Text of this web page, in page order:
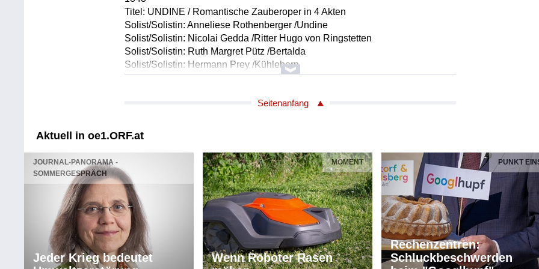
Titel: UNDINE / Romantische Zauberoper in 4 Akten
Solist/Solistin: Anneliese Rothenberger /Undine
Solist/Solistin: Nicolai Gedda /Ritter Hugo von Ringstetten
Solist/Solistin: Ruth Margret Pütz /Bertalda
Solist/Solistin: Hermann Prey /Kühleborn
Solist/Solistin: Hans Günther Grimm /Tobias
Solist/Solistin: Peter Schreier /Veit
Solist/Solistin: Gottlob Frick /Pater Heilmann
Choreinstudierung: Günther Arndt
Orchester: Radio Symphonieorchester Berlin
Leitung: Robert Heger
Länge: 124:08 min
Label: EMI CMS 7632082
Komponist/Komponistin: Franz Schubert
Textdichter/Textdichterin, Textquelle: Christian Friedrich Daniel Schubart
Titel: Die Forelle, DV 550 op.32
Seitenanfang
Aktuell in oe1.ORF.at
JOURNAL-PANORAMA -
SOMMERGESPRÄCH
Jeder Krieg bedeutet
MOMENT
Wenn Roboter Rasen
PUNKT
Rechenzentren:
Schluckbeschwerden